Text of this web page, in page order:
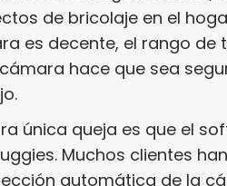
de bricolaje en el
es decente, el rango de
hace que sea
única queja es que el
Muchos clientes
automática de la